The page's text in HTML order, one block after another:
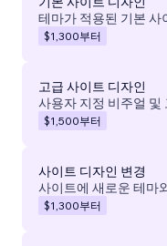
테마가 적용된 기본 사
$1,300부터
고급 사이트 디자인
사용자 지정 비주얼 및
$1,500부터
사이트 디자인 변경
사이트에 새로운 테마
$1,300부터